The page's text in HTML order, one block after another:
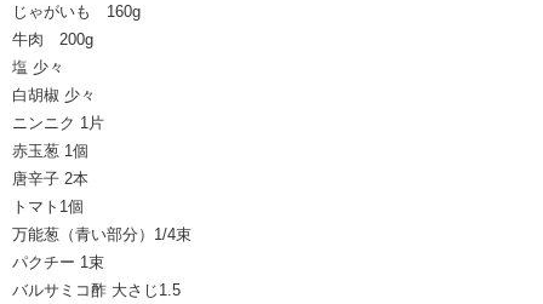
じゃがいも 160g
牛肉 200g
塩 少々
白胡椒 少々
ニンニク 1片
赤玉葱 1個
唐辛子 2本
トマト1個
万能葱（青い部分）1/4束
パクチー 1束
バルサミコ酢 大さじ1.5